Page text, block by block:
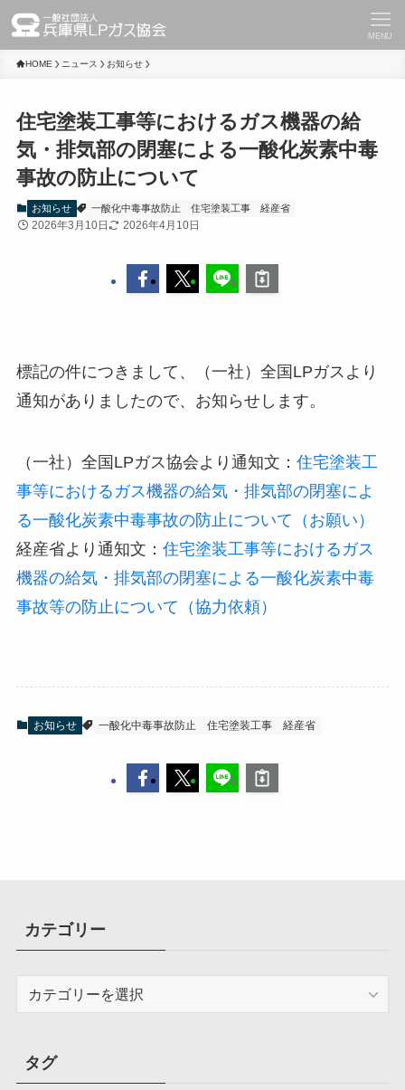
MENU
HOME ニュース お知らせ
住宅塗装工事等におけるガス機器の給
気・排気部の閉塞による一酸化炭素中毒
事故の防止について
お知らせ 一酸化中毒事故防止 住宅塗装工事 経産省
2026年3月10日 2026年4月10日
標記の件につきまして、（一社）全国LPガスより
通知がありましたので、お知らせします。
（一社）全国LPガス協会より通知文： 住宅塗装工
事等におけるガス機器の給気・排気部の閉塞によ
る一酸化炭素中毒事故の防止について（お願い）
経産省より通知文： 住宅塗装工事等におけるガス
機器の給気・排気部の閉塞による一酸化炭素中毒
事故等の防止について（協力依頼）
お知らせ 一酸化中毒事故防止 住宅塗装工事 経産省
カテゴリー
ー
タグ